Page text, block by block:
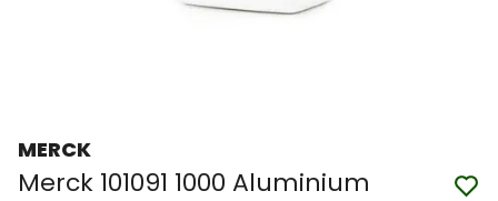
MERCK
Merck 101091 1000 Aluminium